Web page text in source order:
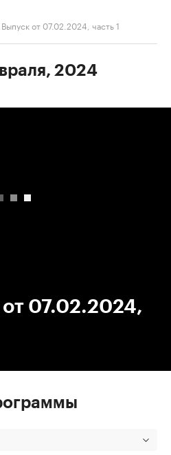
от 07.02.2024, часть 1
2024
07.02.2024,